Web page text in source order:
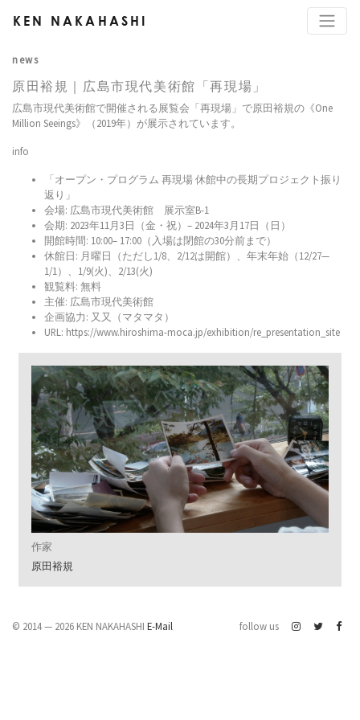
KEN NAKAHASHI
news
原田裕規｜広島市現代美術館「再現場」
広島市現代美術館で開催される展覧会「再現場」で原田裕規の《One
Million Seeings》（2019年）が展示されています。
info
「オープン・プログラム 再現場 休館中の長期プロジェクト振り
返り」
会場: 広島市現代美術館 展示室B-1
会期: 2023年11月3日（金・祝）– 2024年3月17日（日）
開館時間: 10:00– 17:00（入場は閉館の30分前まで）
休館日: 月曜日（ただし1/8、2/12は開館）、年末年始（12/27—
1/1）、1/9(火)、2/13(火)
観覧料: 無料
主催: 広島市現代美術館
企画協力: 又又（マタマタ）
URL: https://www.hiroshima-moca.jp/exhibition/re_presentation_site
作家
原田裕規
© 2014 — 2026 KEN NAKAHASHI E-Mail follow us